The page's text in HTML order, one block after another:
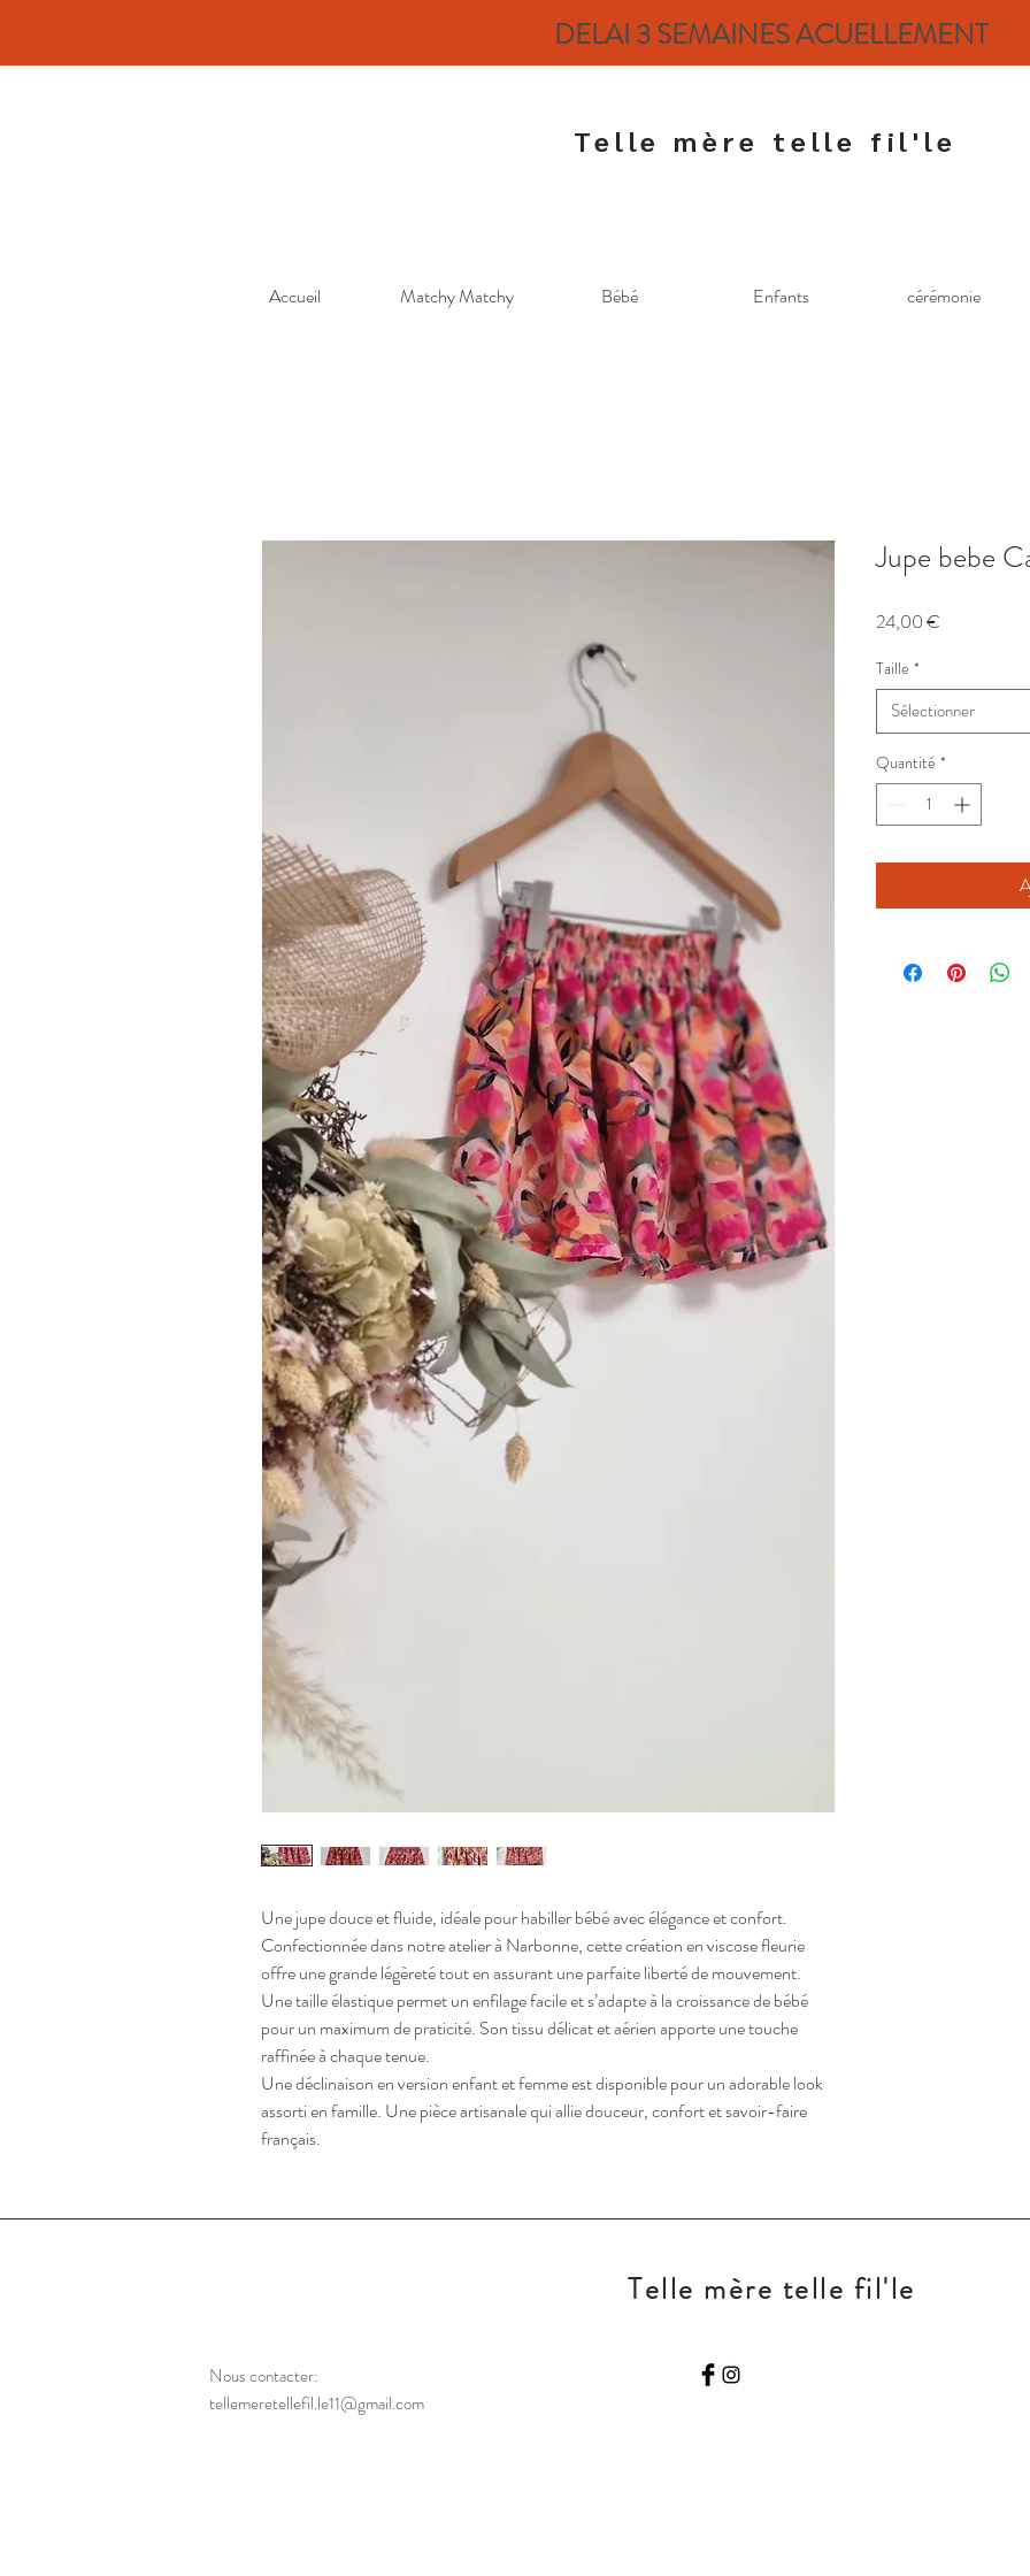
DELAI 3 SEMAINES ACUELLEMENT
Telle mère telle fil'le
Accueil
Matchy Matchy Bébé Enfants cérémonie
Une jupe douce et fluide, idéale pour habiller bébé avec élégance et confort.
Confectionnée dans notre atelier à Narbonne, cette création en viscose fleurie
offre une grande légèreté tout en assurant une parfaite liberté de mouvement.
Une taille élastique permet un enfilage facile et s’adapte à la croissance de bébé
pour un maximum de praticité. Son tissu délicat et aérien apporte une touche
raffinée à chaque tenue.
Une déclinaison en version enfant et femme est disponible pour un adorable look
assorti en famille. Une pièce artisanale qui allie douceur, confort et savoir-faire
français.
Jupe bebe
24,00 €
Taille *
Sélectionner
Quantité *
Telle mère telle fil'le
Nous contacter:
tellemeretellefil.le11@gmail.com